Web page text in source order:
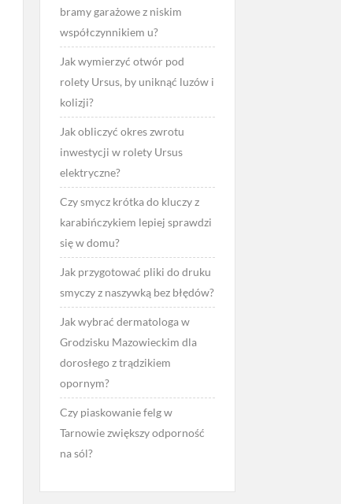
bramy garażowe z niskim
współczynnikiem u?
Jak wymierzyć otwór pod
rolety Ursus, by uniknąć luzów i
kolizji?
Jak obliczyć okres zwrotu
inwestycji w rolety Ursus
elektryczne?
Czy smycz krótka do kluczy z
karabińczykiem lepiej sprawdzi
się w domu?
Jak przygotować pliki do druku
smyczy z naszywką bez błędów?
Jak wybrać dermatologa w
Grodzisku Mazowieckim dla
dorosłego z trądzikiem
opornym?
Czy piaskowanie felg w
Tarnowie zwiększy odporność
na sól?